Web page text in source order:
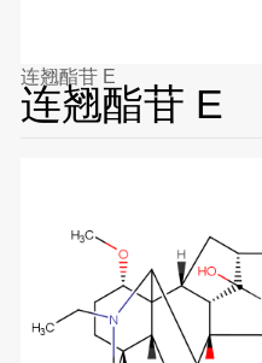
连翘酯苷 E
连翘酯苷 E